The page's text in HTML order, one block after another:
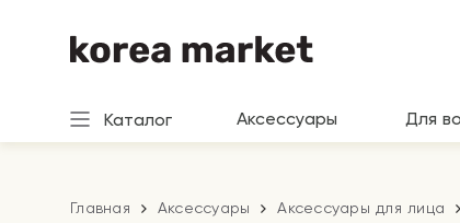
Каталог Аксессуары Для
Главная Аксессуары Аксессуары для лица